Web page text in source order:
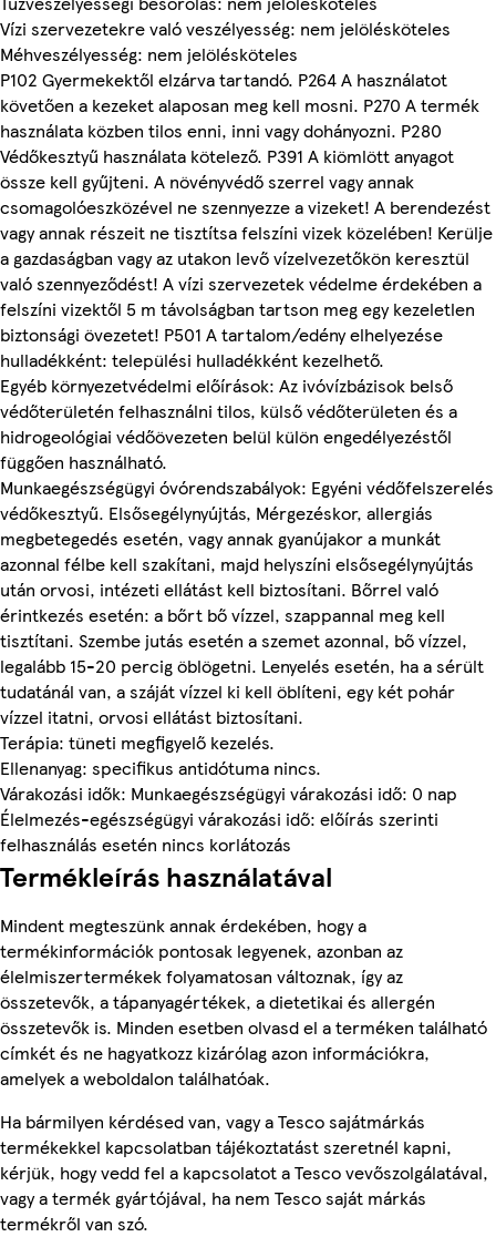
Vízi szervezetekre való veszélyesség: nem jelölésköteles
Méhveszélyesség: nem jelölésköteles
P102 Gyermekektől elzárva tartandó. P264 A használatot
követően a kezeket alaposan meg kell mosni. P270 A termék
használata közben tilos enni, inni vagy dohányozni. P280
Védőkesztyű használata kötelező. P391 A kiömlött anyagot
össze kell gyűjteni. A növényvédő szerrel vagy annak
csomagolóeszközével ne szennyezze a vizeket! A berendezést
vagy annak részeit ne tisztítsa felszíni vizek közelében! Kerülje
a gazdaságban vagy az utakon levő vízelvezetőkön keresztül
való szennyeződést! A vízi szervezetek védelme érdekében a
felszíni vizektől 5 m távolságban tartson meg egy kezeletlen
biztonsági övezetet! P501 A tartalom/edény elhelyezése
hulladékként: települési hulladékként kezelhető.
Egyéb környezetvédelmi előírások: Az ivóvízbázisok belső
védőterületén felhasználni tilos, külső védőterületen és a
hidrogeológiai védőövezeten belül külön engedélyezéstől
függően használható.
Munkaegészségügyi óvórendszabályok: Egyéni védőfelszerelés
védőkesztyű. Elsősegélynyújtás, Mérgezéskor, allergiás
megbetegedés esetén, vagy annak gyanújakor a munkát
azonnal félbe kell szakítani, majd helyszíni elsősegélynyújtás
után orvosi, intézeti ellátást kell biztosítani. Bőrrel való
érintkezés esetén: a bőrt bő vízzel, szappannal meg kell
tisztítani. Szembe jutás esetén a szemet azonnal, bő vízzel,
legalább 15-20 percig öblögetni. Lenyelés esetén, ha a sérült
tudatánál van, a száját vízzel ki kell öblíteni, egy két pohár
vízzel itatni, orvosi ellátást biztosítani.
Terápia: tüneti megfigyelő kezelés.
Ellenanyag: specifikus antidótuma nincs.
Várakozási idők: Munkaegészségügyi várakozási idő: 0 nap
Élelmezés-egészségügyi várakozási idő: előírás szerinti
felhasználás esetén nincs korlátozás
Termékleírás használatával
Mindent megteszünk annak érdekében, hogy a
termékinformációk pontosak legyenek, azonban az
élelmiszertermékek folyamatosan változnak, így az
összetevők, a tápanyagértékek, a dietetikai és allergén
összetevők is. Minden esetben olvasd el a terméken található
címkét és ne hagyatkozz kizárólag azon információkra,
amelyek a weboldalon találhatóak.
Ha bármilyen kérdésed van, vagy a Tesco sajátmárkás
termékekkel kapcsolatban tájékoztatást szeretnél kapni,
kérjük, hogy vedd fel a kapcsolatot a Tesco vevőszolgálatával,
vagy a termék gyártójával, ha nem Tesco saját márkás
termékről van szó.